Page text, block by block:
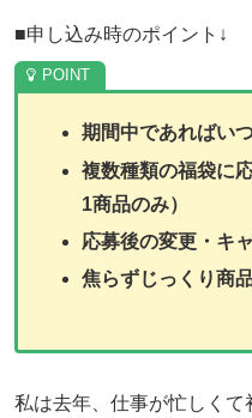
■申し込み時のポイント↓
期間中であればい
複数種類の福袋に
1商品のみ）
応募後の変更・キ
焦らずじっくり商
私は去年、仕事が忙しく